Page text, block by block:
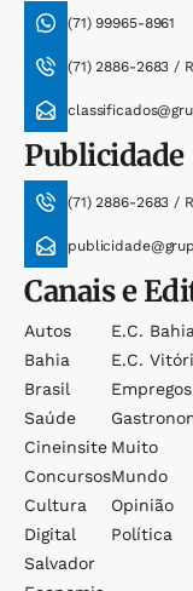
(71) 99965-8961
(71) 2886-2683 /
Publicidade
(71) 2886-2683 /
Canais e
Autos
Bahia
Brasil
Saúde
Cineinsite
Concursos
Cultura
Digital
Salvador
E.c. Bahia
E.c.
Empregos
Muito
Mundo
Opinião
Política